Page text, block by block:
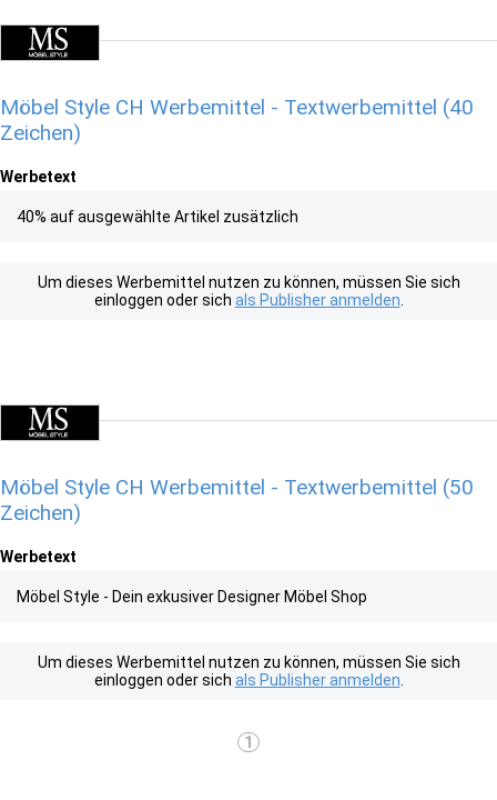
Möbel Style CH Werbemittel - Textwerbemittel (40
Zeichen)
Werbetext
40% auf ausgewählte Artikel zusätzlich
Um dieses Werbemittel nutzen zu können, müssen Sie sich
einloggen oder sich als Publisher anmelden
Möbel Style CH Werbemittel - Textwerbemittel (50
Zeichen)
Werbetext
Möbel Style - Dein exkusiver Designer Möbel Shop
Um dieses Werbemittel nutzen zu können, müssen Sie sich
einloggen oder sich als Publisher anmelden
1